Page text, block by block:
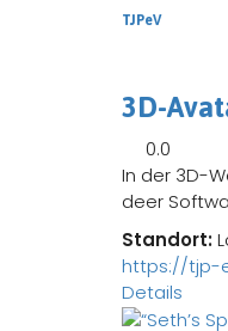
TJPeV
3D-
0.0
In der 3D-
deer
Standort:
https://tjp-
Details